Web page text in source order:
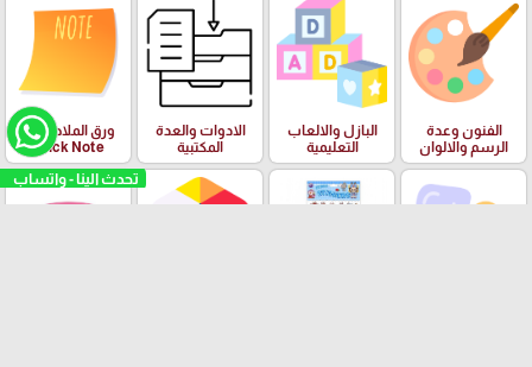
تحدث الينا - واتساب
الفنون وعدة
الرسم والالوان
البازل والالعاب
التعليمية
الادوات والعدة
المكتبية
ورق الملاحظات
Stick Note